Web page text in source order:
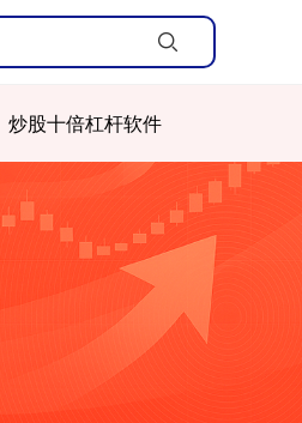
炒股十倍杠杆软件